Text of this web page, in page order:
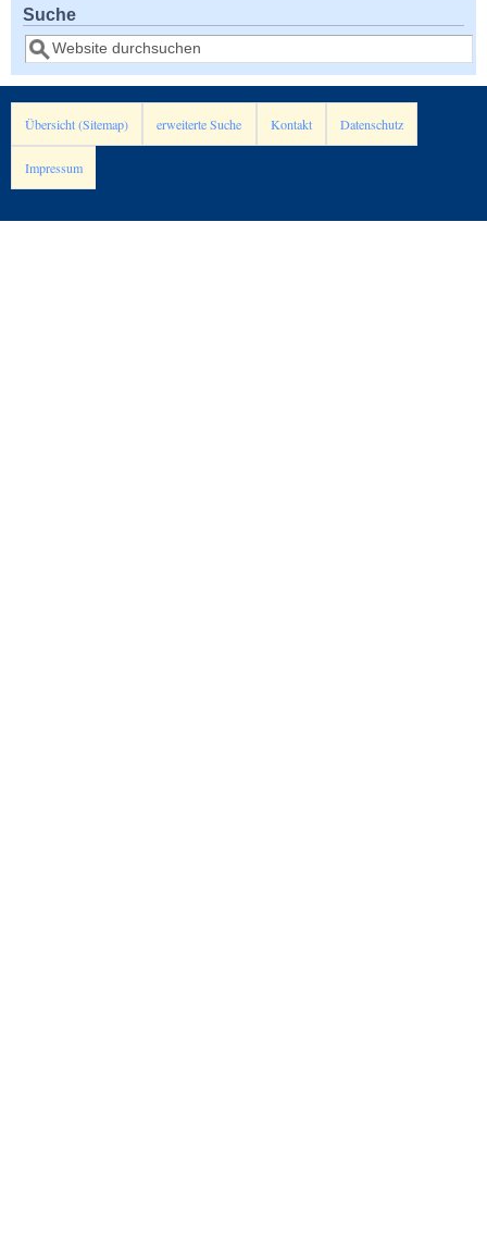
Suche
Suche
Übersicht (Sitemap) erweiterte Suche Kontakt Datenschutz
Impressum